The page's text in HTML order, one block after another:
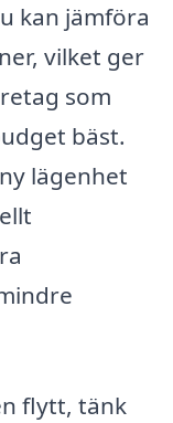
kan jämföra
vilket ger
som
bäst.
lägenhet
flytt, tänk